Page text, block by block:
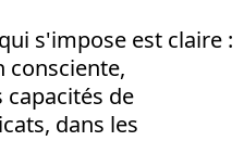
s'impose est claire :
consciente,
capacités de
dans les